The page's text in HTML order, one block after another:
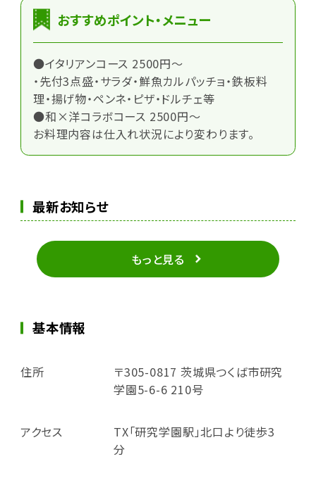
おすすめポイント・メニュー
●イタリアンコース 2500円～
・先付3点盛・サラダ・鮮魚カルパッチョ・鉄板料
理・揚げ物・ペンネ・ピザ・ドルチェ等
●和×洋コラボコース 2500円～
お料理内容は仕入れ状況により変わります。
最新お知らせ
もっと見る
基本情報
住所
〒305-0817 茨城県つくば市研究
学園5-6-6 210号
アクセス
TX「研究学園駅」北口より徒歩3
分